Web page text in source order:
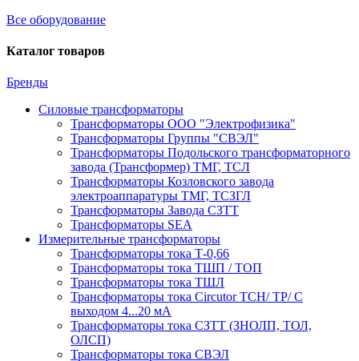
Все оборудование
Каталог товаров
Бренды
Силовые трансформаторы
Трансформаторы ООО "Электрофизика"
Трансформаторы Группы "СВЭЛ"
Трансформаторы Подольского трансформаторного
завода (Трансформер) ТМГ, ТСЛ
Трансформаторы Козловского завода
электроаппаратуры ТМГ, ТСЗГЛ
Трансформаторы Завода СЗТТ
Трансформаторы SEA
Измерительные трансформаторы
Трансформаторы тока Т-0,66
Трансформаторы тока ТШП / ТОП
Трансформаторы тока ТШЛ
Трансформаторы тока Circutor TCH/ TP/ С
выходом 4...20 мА
Трансформаторы тока СЗТТ (ЗНОЛП, ТОЛ,
ОЛСП)
Трансформаторы тока СВЭЛ